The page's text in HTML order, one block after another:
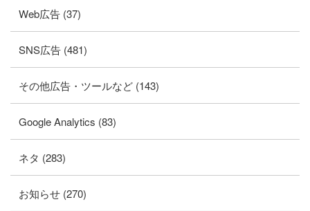
Web広告 (37)
SNS広告 (481)
その他広告・ツールなど (143)
Google Analytics (83)
ネタ (283)
お知らせ (270)